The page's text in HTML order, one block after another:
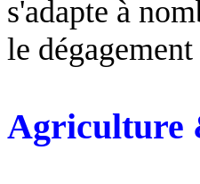
s'adapte à
le
Agriculture